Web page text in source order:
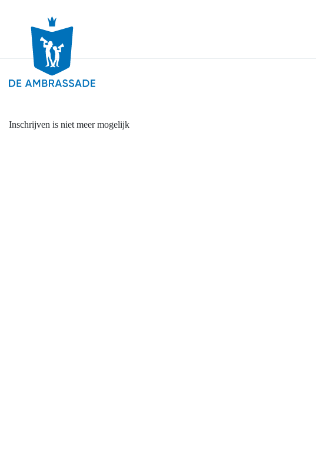
Inschrijven is niet meer mogelijk